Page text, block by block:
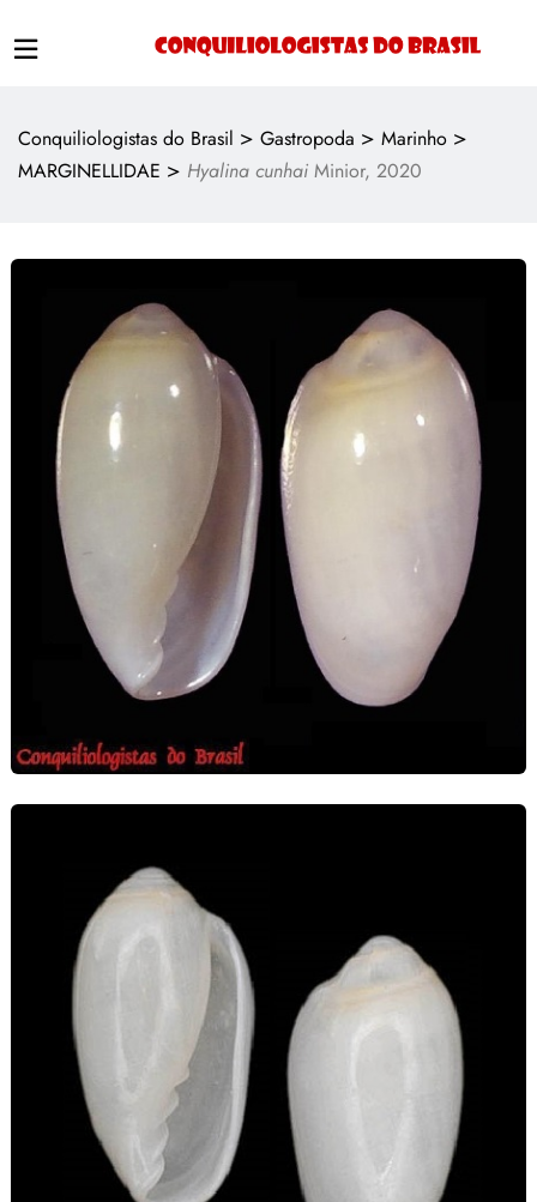
Conquiliologistas do Brasil > Gastropoda > Marinho >
MARGINELLIDAE > Hyalina cunhai Minior, 2020